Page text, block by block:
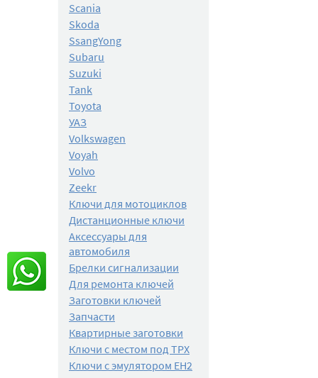
Scania
Skoda
SsangYong
Subaru
Suzuki
Tank
Toyota
УАЗ
Volkswagen
Voyah
Volvo
Zeekr
Ключи для мотоциклов
Дистанционные ключи
Аксессуары для
автомобиля
Брелки сигнализации
Для ремонта ключей
Заготовки ключей
Запчасти
Квартирные заготовки
Ключи с местом под TPX
Ключи с эмулятором EH2